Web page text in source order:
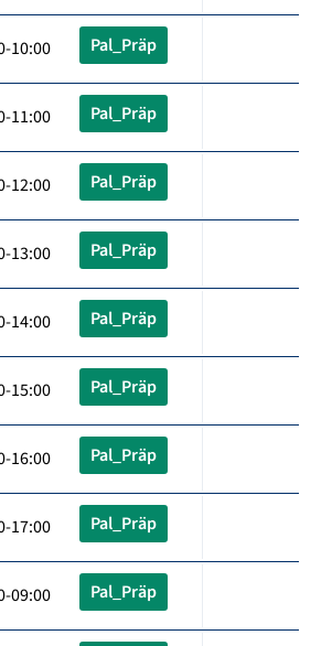
10:00 Pal_Präp
11:00 Pal_Präp
12:00 Pal_Präp
13:00 Pal_Präp
14:00 Pal_Präp
15:00 Pal_Präp
16:00 Pal_Präp
17:00 Pal_Präp
09:00 Pal_Präp